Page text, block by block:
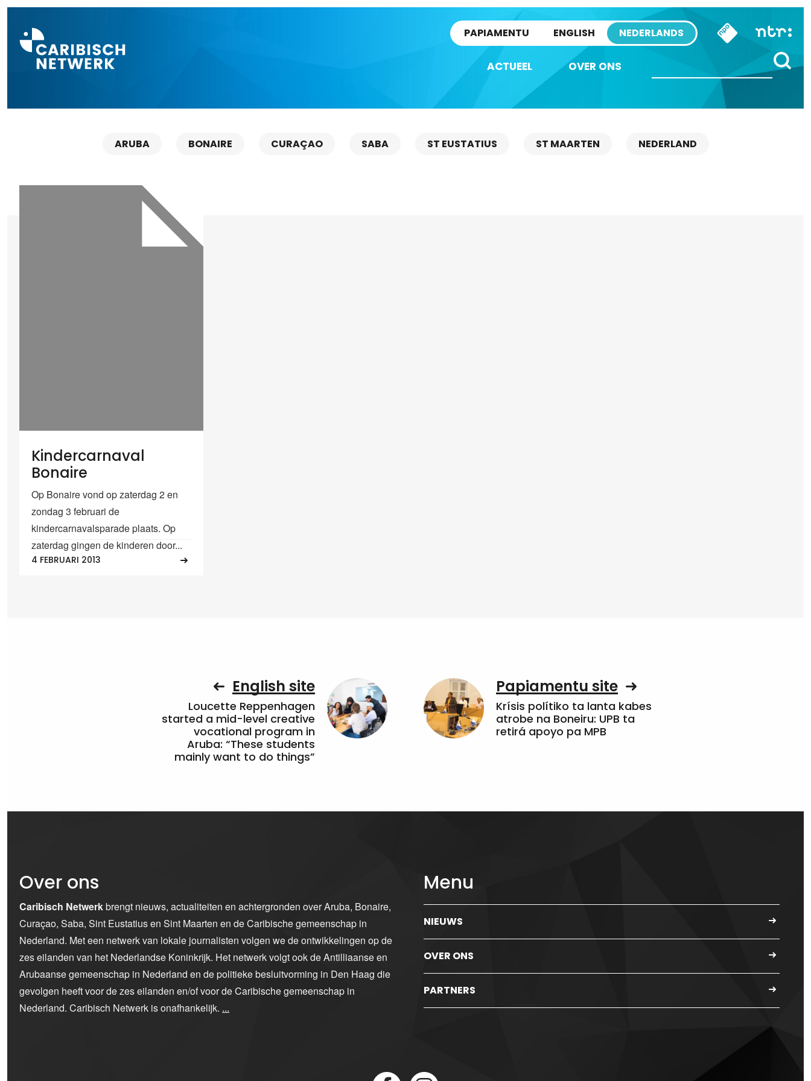
PAPIAMENTU ENGLISH NEDERLANDS
ACTUEEL OVER ONS
ARUBA BONAIRE CURAÇAO SABA ST EUSTATIUS ST MAARTEN NEDERLAND
Kindercarnaval
Bonaire
Op Bonaire vond op zaterdag 2 en
zondag 3 februari de
kindercarnavalsparade plaats. Op
zaterdag gingen de kinderen door...
4 FEBRUARI 2013
English site
Loucette Reppenhagen
started a mid-level creative
vocational program in
Aruba: “These students
mainly want to do things”
Papiamentu site
Krísis polítiko ta lanta kabes
atrobe na Boneiru: UPB ta
retirá apoyo pa MPB
Over ons
Caribisch Netwerkbrengt nieuws, actualiteiten en achtergronden over Aruba, Bonaire,
Curaçao, Saba, Sint Eustatius en Sint Maarten en de Caribische gemeenschap in
Nederland. Met een netwerk van lokale journalisten volgen we de ontwikkelingen op de
zes eilanden van het Nederlandse Koninkrijk. Het netwerk volgt ook de Antilliaanse en
Arubaanse gemeenschap in Nederland en de politieke besluitvorming in Den Haag die
gevolgen heeft voor de zes eilanden en/of voor de Caribische gemeenschap in
Nederland. Caribisch Netwerk is onafhankelijk. ...
Menu
NIEUWS
OVER ONS
PARTNERS